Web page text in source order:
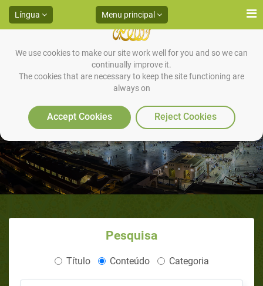
We use cookies to make our site work well for you and so we can
continually improve it.
The cookies that are necessary to keep the site functioning are
always on
Accept Cookies Reject Cookies
Língua Menu principal
Etiqueta com as Mulheres
Pesquisa
Título Conteúdo Categoria